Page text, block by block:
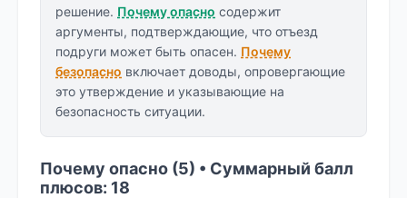
решение. Почему опасно содержит
аргументы, подтверждающие, что отъезд
подруги может быть опасен. Почему
безопасно включает доводы, опровергающие
это утверждение и указывающие на
безопасность ситуации.
Почему опасно (5) • Суммарный балл
плюсов: 18